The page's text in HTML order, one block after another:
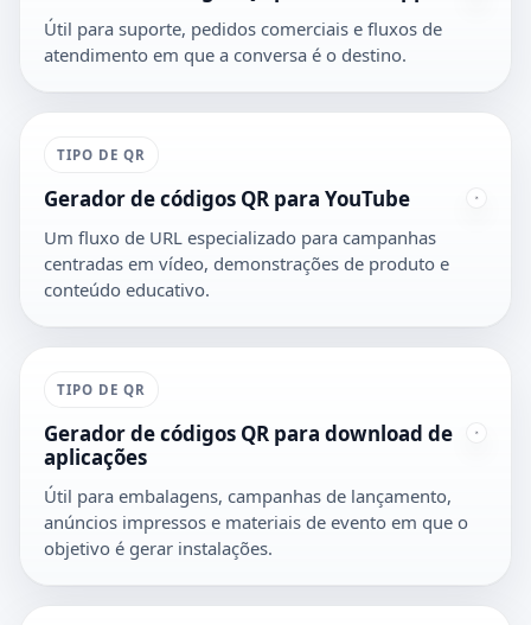
Útil para suporte, pedidos comerciais e fluxos de
atendimento em que a conversa é o destino.
TIPO DE QR
Gerador de códigos QR para YouTube
Um fluxo de URL especializado para campanhas
centradas em vídeo, demonstrações de produto e
conteúdo educativo.
TIPO DE QR
Gerador de códigos QR para download de
aplicações
Útil para embalagens, campanhas de lançamento,
anúncios impressos e materiais de evento em que o
objetivo é gerar instalações.